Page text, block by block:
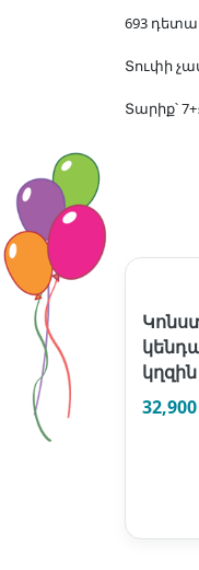
693
Տուփի
Տարիք՝ 7+։
կղզին